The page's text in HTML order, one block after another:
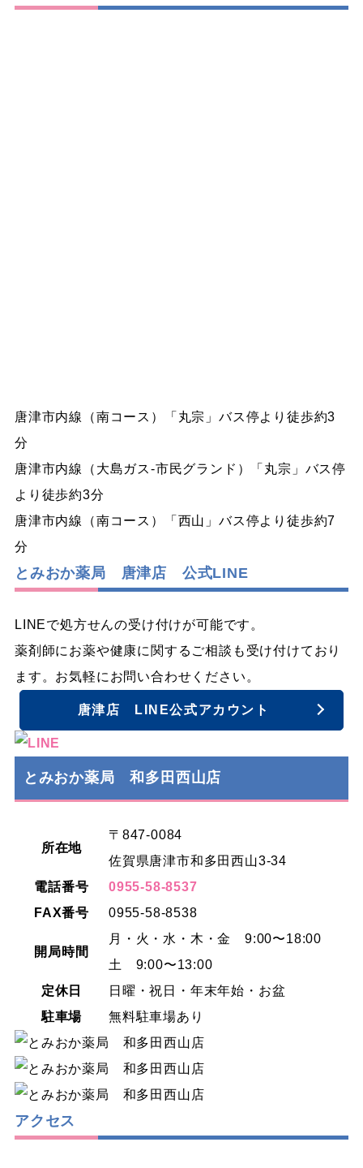
唐津市内線（南コース）「丸宗」バス停より徒歩約3
分
唐津市内線（大島ガス-市民グランド）「丸宗」バス停
より徒歩約3分
唐津市内線（南コース）「西山」バス停より徒歩約7
分
とみおか薬局 唐津店 公式LINE
LINEで処方せんの受け付けが可能です。
薬剤師にお薬や健康に関するご相談も受け付けており
ます。お気軽にお問い合わせください。
唐津店 LINE公式アカウント
とみおか薬局 和多田西山店
所在地
〒847-0084
佐賀県唐津市和多田西山3-34
電話番号
0955-58-8537
FAX番号
0955-58-8538
開局時間
月・火・水・木・金 9:00〜18:00
土 9:00〜13:00
定休日
日曜・祝日・年末年始・お盆
駐車場
無料駐車場あり
アクセス